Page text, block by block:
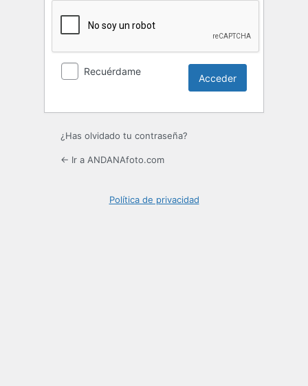
Recuérdame
¿Has olvidado tu contraseña?
← Ir a ANDANAfoto.com
Política de privacidad